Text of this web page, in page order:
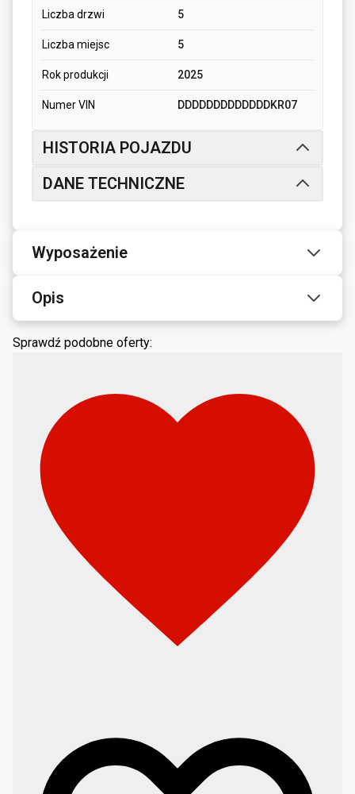
Liczba drzwi 5
Liczba miejsc 5
Rok produkcji 2025
Numer VIN DDDDDDDDDDDDDKR07
HISTORIA POJAZDU
DANE TECHNICZNE
Wyposażenie
Opis
Sprawdź podobne oferty: